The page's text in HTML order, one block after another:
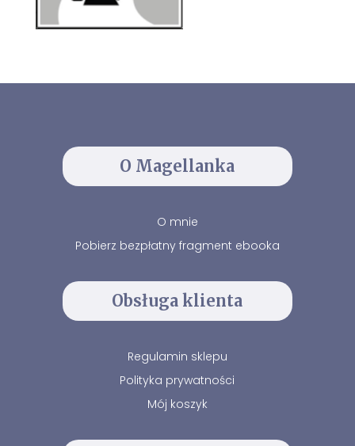
O Magellanka
O mnie
Pobierz bezpłatny fragment ebooka
Obsługa klienta
Regulamin sklepu
Polityka prywatności
Mój koszyk